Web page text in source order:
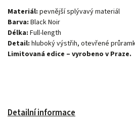
Materiál: pevnější splývavý materiál
Barva: Black Noir
Délka: Full-length
Detail: hluboký výstřih, otevřené
Limitovaná edice – vyrobeno v Praze.
Detailní informace